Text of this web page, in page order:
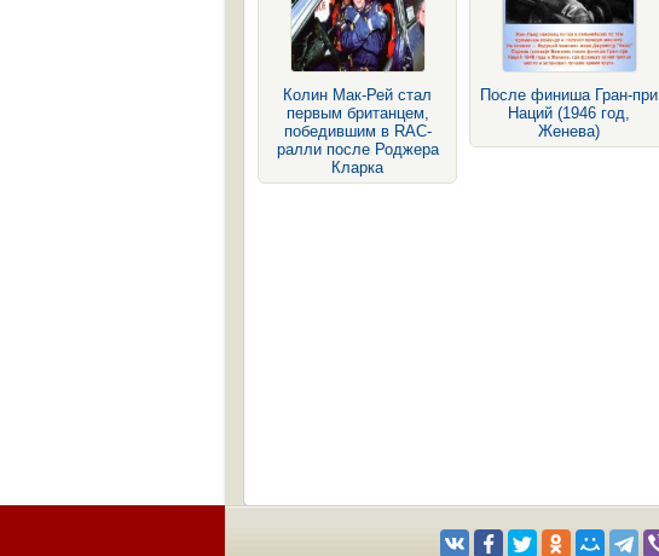
Колин Мак-Рей стал
первым британцем,
победившим в RAC-
ралли после Роджера
Кларка
После финиша Гран-при
Наций (1946 год,
Женева)